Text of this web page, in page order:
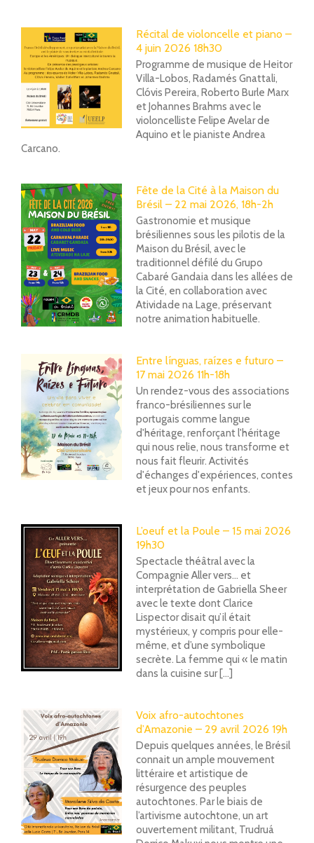
Récital de violoncelle et piano –
4 juin 2026 18h30
Programme de musique de Heitor
Villa-Lobos, Radamés Gnattali,
Clóvis Pereira, Roberto Burle Marx
et Johannes Brahms avec le
violoncelliste Felipe Avelar de
Aquino et le pianiste Andrea
Carcano.
Fête de la Cité à la Maison du
Brésil – 22 mai 2026, 18h-2h
Gastronomie et musique
brésiliennes sous les pilotis de la
Maison du Brésil, avec le
traditionnel défilé du Grupo
Cabaré Gandaia dans les allées de
la Cité, en collaboration avec
Atividade na Lage, préservant
notre animation habituelle.
Entre línguas, raízes e futuro –
17 mai 2026 11h-18h
Un rendez-vous des associations
franco-brésiliennes sur le
portugais comme langue
d'héritage, renforçant l'héritage
qui nous relie, nous transforme et
nous fait fleurir. Activités
d'échanges d'expériences, contes
et jeux pour nos enfants.
L’oeuf et la Poule – 15 mai 2026
19h30
Spectacle théâtral avec la
Compagnie Aller vers... et
interprétation de Gabriella Sheer
avec le texte dont Clarice
Lispector disait qu’il était
mystérieux, y compris pour elle-
même, et d’une symbolique
secrète. La femme qui « le matin
dans la cuisine sur [...]
Voix afro-autochtones
d’Amazonie – 29 avril 2026 19h
Depuis quelques années, le Brésil
connait un ample mouvement
littéraire et artistique de
résurgence des peuples
autochtones. Par le biais de
l’artivisme autochtone, un art
ouvertement militant, Trudruá